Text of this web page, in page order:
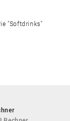
"Softdrinks"